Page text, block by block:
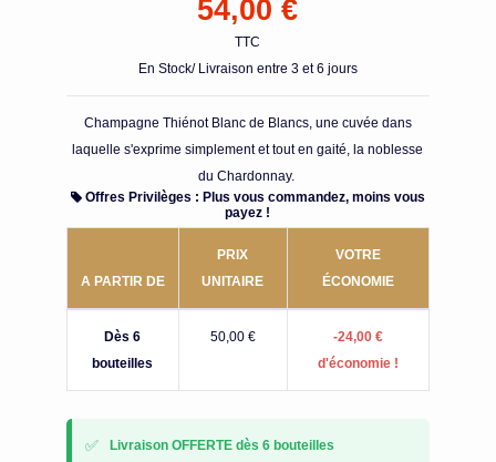
54,00 €
TTC
En Stock/ Livraison entre 3 et 6 jours
Champagne Thiénot Blanc de Blancs, une cuvée dans
laquelle s'exprime simplement et tout en gaité, la noblesse
du Chardonnay.
Offres Privilèges : Plus vous commandez, moins vous
payez !
A PARTIR DE
PRIX
UNITAIRE
VOTRE
ÉCONOMIE
Dès 6
bouteilles
50,00 €
-24,00 €
d'économie !
✅ Livraison OFFERTE dès 6 bouteilles